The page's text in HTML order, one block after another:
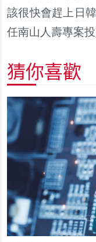
該很快會趕 上日
任南山人壽專案投
猜你喜歡